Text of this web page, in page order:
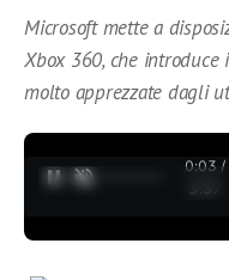
Microsoft mette a
Xbox 360, che
molto apprezzate dagli
0:03 /
3:37